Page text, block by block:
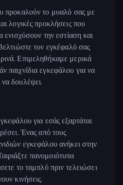
προκαλούν το μυαλό σας με
λογικές προκλήσεις που
ενισχύσουν την εστίαση και
τον εγκέφαλό σας
Επιμεληθήκαμε μερικά
παιχνίδια εγκεφάλου για να
δουλέψει.
για εσάς εξαρτάται
Ένας από τους
εγκεφάλου ανήκει στην
πανομοιότυπα
το ταμπλό πριν τελειώσει
κινήσεις.